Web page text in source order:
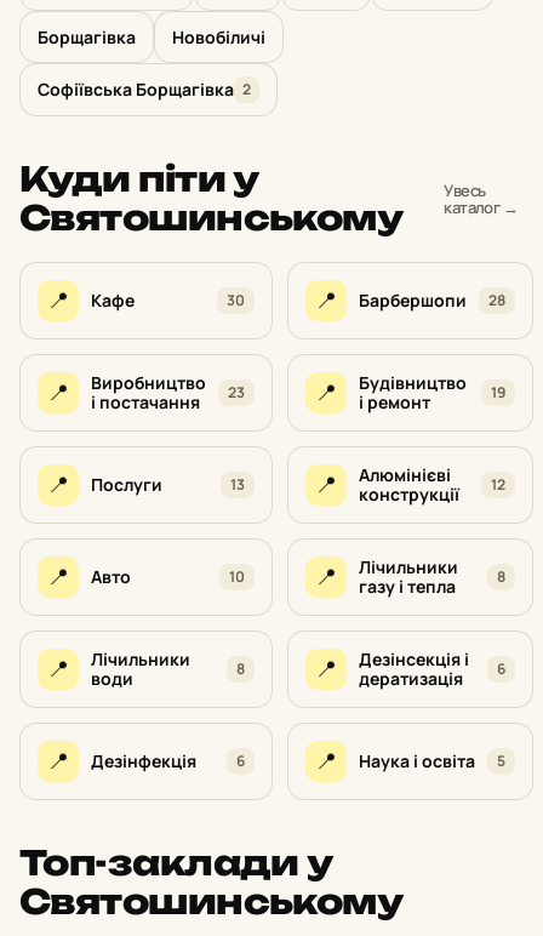
Борщагівка Новобіличі
Софіївська Борщагівка 2
Куди піти у
Святошинському
Увесь
каталог →
📍 Кафе 30 📍 Барбершопи 28
📍
Виробництво
і постачання
23 📍
Будівництво
і ремонт
19
📍 Послуги 13 📍
Алюмінієві
конструкції
12
📍 Авто 10 📍
Лічильники
газу і тепла
8
📍
Лічильники
води
8 📍
Дезінсекція і
дератизація
6
📍 Дезінфекція 6 📍 Наука і освіта 5
Топ-заклади у
Святошинському